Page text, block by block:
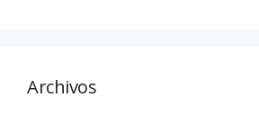
Archivos